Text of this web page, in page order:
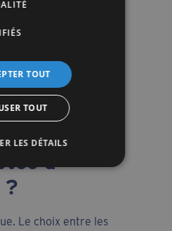
une planification
d’interventions
une
long terme.
la
à
?
Le choix entre les
TOUT
TOUT
LES DÉTAILS